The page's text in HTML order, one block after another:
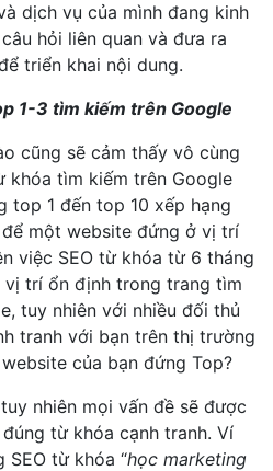
dịch vụ của mình đang kinh
hỏi liên quan và đưa ra
triển khai nội dung.
1-3 tìm kiếm trên Google
cũng sẽ cảm thấy vô cùng
khóa tìm kiếm trên Google
top 1 đến top 10 xếp hạng
một website đứng ở vị trí
việc SEO từ khóa từ 6 tháng
trí ổn định trong trang tìm
tuy nhiên với nhiều đối thủ
tranh với bạn trên thị trường
của bạn đứng Top?
nhiên mọi vấn đề sẽ được
từ khóa cạnh tranh. Ví
SEO từ khóa “học marketing